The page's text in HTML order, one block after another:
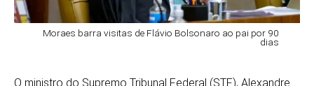
Moraes barra visitas de Flávio Bolsonaro ao pai por 90
dias
O ministro do Supremo Tribunal Federal (STF), Alexandre